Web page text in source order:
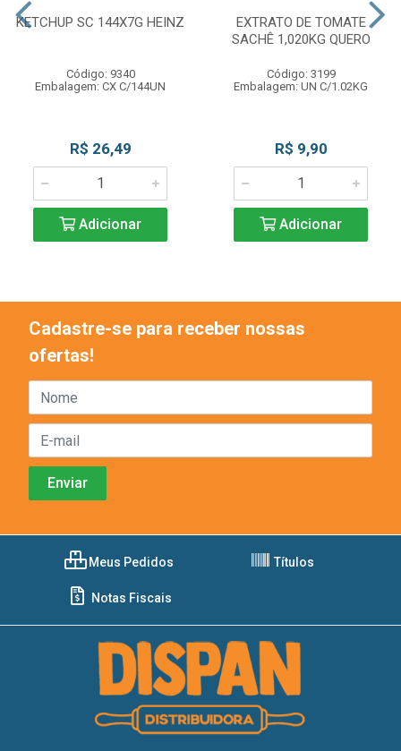
KETCHUP SC 144X7G HEINZ
Código: 9340
Embalagem: CX C/144UN
R$ 26,49
Adicionar
EXTRATO DE TOMATE
SACHÊ 1,020KG QUERO
Código: 3199
Embalagem: UN C/1.02KG
R$ 9,90
Adicionar
Cadastre-se para receber nossas
ofertas!
Meus Pedidos Títulos
Notas Fiscais